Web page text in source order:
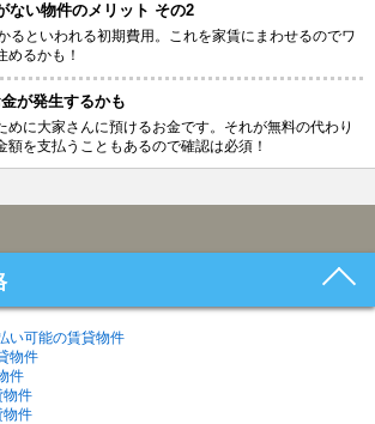
ない物件のメリット その2
るといわれる初期費用。これを家賃にまわせるのでワ
めるかも！
が発生するかも
めに大家さんに預けるお金です。それが無料の代わり
額を支払うこともあるので確認は必須！
い可能の賃貸物件
物件
件
物件
物件